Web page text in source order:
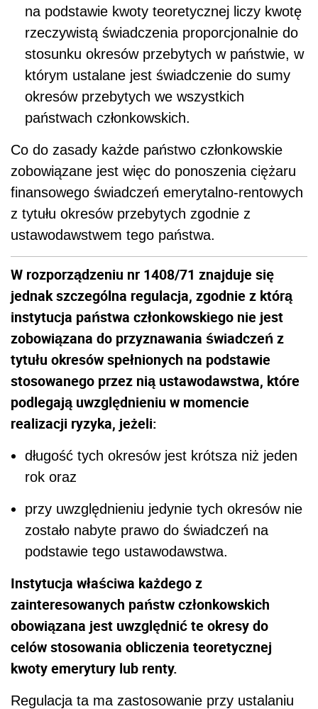
na podstawie kwoty teoretycznej liczy kwotę
rzeczywistą świadczenia proporcjonalnie do
stosunku okresów przebytych w państwie, w
którym ustalane jest świadczenie do sumy
okresów przebytych we wszystkich
państwach członkowskich.
Co do zasady każde państwo członkowskie
zobowiązane jest więc do ponoszenia ciężaru
finansowego świadczeń emerytalno-rentowych
z tytułu okresów przebytych zgodnie z
ustawodawstwem tego państwa.
W rozporządzeniu nr 1408/71 znajduje się
jednak szczególna regulacja, zgodnie z którą
instytucja państwa członkowskiego nie jest
zobowiązana do przyznawania świadczeń z
tytułu okresów spełnionych na podstawie
stosowanego przez nią ustawodawstwa, które
podlegają uwzględnieniu w momencie
realizacji ryzyka, jeżeli:
długość tych okresów jest krótsza niż jeden
rok oraz
przy uwzględnieniu jedynie tych okresów nie
zostało nabyte prawo do świadczeń na
podstawie tego ustawodawstwa.
Instytucja właściwa każdego z
zainteresowanych państw członkowskich
obowiązana jest uwzględnić te okresy do
celów stosowania obliczenia teoretycznej
kwoty emerytury lub renty.
Regulacja ta ma zastosowanie przy ustalaniu